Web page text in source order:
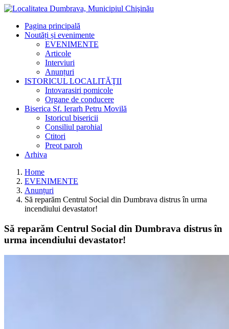
Pagina principală
Noutăți și evenimente
EVENIMENTE
Articole
Interviuri
Anunțuri
ISTORICUL LOCALITĂŢII
Intovarasiri pomicole
Organe de conducere
Biserica Sf. Ierarh Petru Movilă
Istoricul bisericii
Consiliul parohial
Ctitori
Preot paroh
Arhiva
Home
EVENIMENTE
Anunțuri
Să reparăm Centrul Social din Dumbrava distrus în urma
incendiului devastator!
Să reparăm Centrul Social din Dumbrava distrus în
urma incendiului devastator!